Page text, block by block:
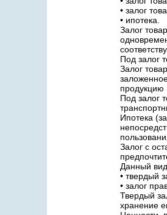
• залог
• ипотека.
Залог
Под залог
Залог
продукцию
Под залог
Ипотека
Залог с
Данный
• твердый
• залог
Твердый
хранение